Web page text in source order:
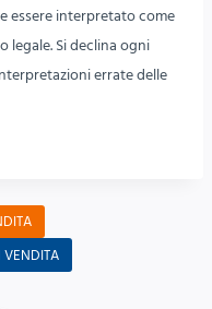
essere interpretato come
legale. Si declina ogni
errate delle
VENDITA